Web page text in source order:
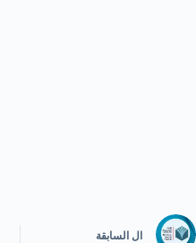
ال السابقة